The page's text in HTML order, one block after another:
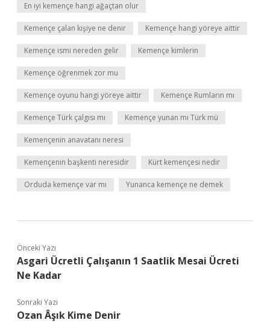
En iyi kemençe hangi ağaçtan olur
Kemençe çalan kişiye ne denir Kemençe hangi yöreye aittir
Kemençe ismi nereden gelir Kemençe kimlerin
Kemençe öğrenmek zor mu
Kemençe oyunu hangi yöreye aittir Kemençe Rumların mı
Kemençe Türk çalgısı mı Kemençe yunan mı Türk mü
Kemençenin anavatanı neresi
Kemençenin başkenti neresidir Kürt kemençesi nedir
Orduda kemençe var mı Yunanca kemençe ne demek
Önceki Yazı
Asgari Ücretli Çalışanın 1 Saatlik Mesai Ücreti
Ne Kadar
Sonraki Yazı
Ozan Âşık Kime Denir